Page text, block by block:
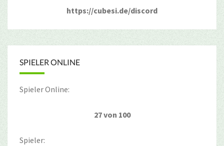
https://cubesi.de/discord
SPIELER ONLINE
Spieler Online:
27 von 100
Spieler: